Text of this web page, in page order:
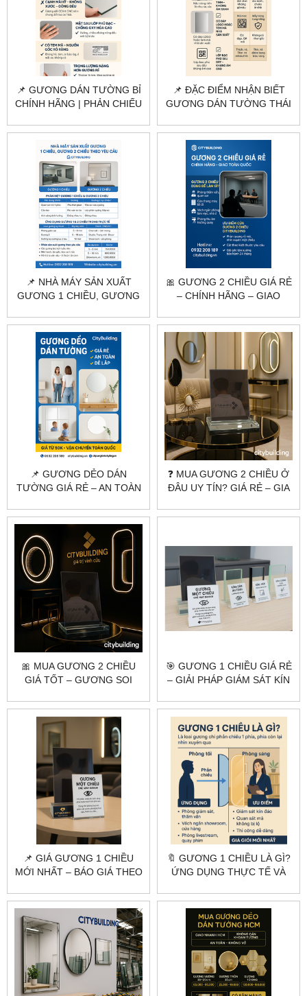
📌 GƯƠNG DÁN TƯỜNG BỈ
CHÍNH HÃNG | PHẢN CHIẾU
📌 ĐẶC ĐIỂM NHẬN BIẾT
GƯƠNG DÁN TƯỜNG THÁI
CITYBUILDING
📌 NHÀ MÁY SẢN XUẤT
GƯƠNG 1 CHIỀU, GƯƠNG
CITYBUILDING
🎀 GƯƠNG 2 CHIỀU GIÁ RẺ
– CHÍNH HÃNG – GIAO
CITYBUILDING
📌 GƯƠNG DẺO DÁN
TƯỜNG GIÁ RẺ – AN TOÀN
❓ MUA GƯƠNG 2 CHIỀU Ở
ĐÂU UY TÍN? GIÁ RẺ – GIA
🎀 MUA GƯƠNG 2 CHIỀU
GIÁ TỐT – GƯƠNG SOI
YÊU CẦU
🎯 GƯƠNG 1 CHIỀU GIÁ RẺ
– GIẢI PHÁP GIÁM SÁT KÍN
📌 GIÁ GƯƠNG 1 CHIỀU
MỚI NHẤT – BÁO GIÁ THEO
🔖 GƯƠNG 1 CHIỀU LÀ GÌ?
ỨNG DỤNG THỰC TẾ VÀ
MỚI NHẤT